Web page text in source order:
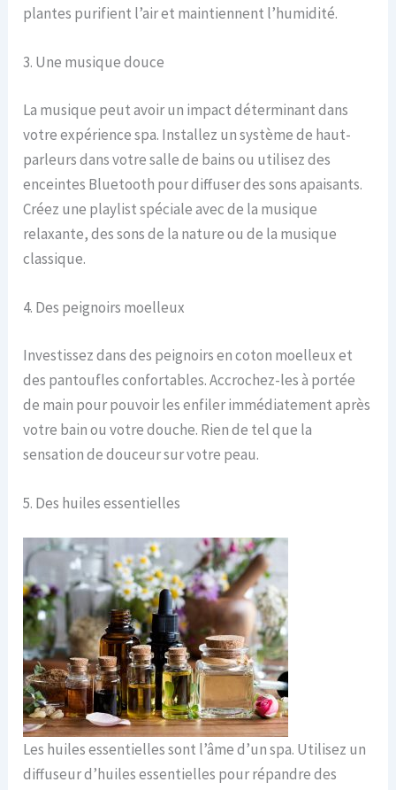
plantes purifient l’air et maintiennent l’humidité.
3. Une musique douce
La musique peut avoir un impact déterminant dans
votre expérience spa. Installez un système de haut-
parleurs dans votre salle de bains ou utilisez des
enceintes Bluetooth pour diffuser des sons apaisants.
Créez une playlist spéciale avec de la musique
relaxante, des sons de la nature ou de la musique
classique.
4. Des peignoirs moelleux
Investissez dans des peignoirs en coton moelleux et
des pantoufles confortables. Accrochez-les à portée
de main pour pouvoir les enfiler immédiatement après
votre bain ou votre douche. Rien de tel que la
sensation de douceur sur votre peau.
5. Des huiles essentielles
Les huiles essentielles sont l’âme d’un spa. Utilisez un
diffuseur d’huiles essentielles pour répandre des